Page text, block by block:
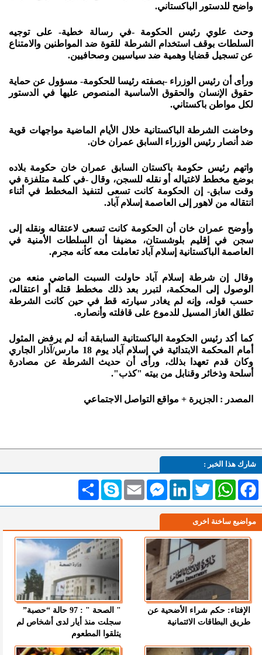
واضح للدستور الباكستاني.
وحث علوي رئيس الحكومة -في رسالة خطية- على توجيه
السلطات بوقف استخدام الشرطة للقوة ضد المواطنين والامتناع
عن تسجيل قضايا وهمية ضد سياسيين وصحافيين.
ورأى أن رئيس الوزراء -بصفته رئيسا للحكومة- مسؤول عن حماية
حقوق الإنسان والحقوق الأساسية المنصوص عليها في الدستور
لكل مواطن باكستاني.
وخاضت الشرطة الباكستانية خلال الأيام الماضية مواجهات قوية
ضد أنصار رئيس الوزراء السابق عمران خان.
واتهم رئيس حكومة باكستان السابق عمران خان حكومة بلاده
بوضع مخطط لاغتياله أو نقله للسجن، وقال -في كلمة متلفزة في
وقت سابق- إن الحكومة كانت تسعى لتنفيذ المخطط في أثناء
انتقاله من لاهور إلى العاصمة إسلام آباد.
وأوضح عمران خان أن الحكومة كانت تسعى لاعتقاله ونقله إلى
سجن في إقليم بلوشستان، مضيفا أن السلطات الأمنية في
العاصمة الباكستانية إسلام آباد تعاملت معه كأنه مجرم.
وقال إن شرطة إسلام آباد حاولت السبت الماضي منعه من
الوصول إلى المحكمة، لتبرر بعد ذلك مخطط قتله أو اعتقاله،
حسب قوله، وإنه لم يغادر سيارته قط في حين كانت الشرطة
تطلق الغاز المسيل للدموع على قافلته وأنصاره.
كما أكد رئيس الحكومة الباكستانية السابقة أنه لم يرفض المثول
أمام المحكمة الابتدائية في إسلام آباد يوم 18 مارس/آذار الجاري
وكان قدم تعهدا بذلك، ورأى أن حديث الشرطة عن مصادرة
أسلحة وذخائر وقنابل من بيته "كذب".
المصدر : الجزيرة + مواقع التواصل الاجتماعي
شارك هذا الخبر :
انشر Skype Email
MessengerLinkedInTwitterWhatsAppFacebook
مواضيع ساخنة اخرى
الإفتاء: حكم شراء الأضحية عن
طريق البطاقات الائتمانية
" الصحة " : 97 حالة “حصبة”
سجلت منذ أيار لدى أشخاص لم
يتلقوا المطعوم